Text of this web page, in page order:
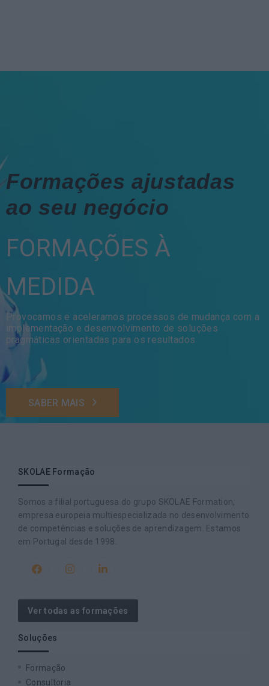
Formações ajustadas
ao seu negócio
FORMAÇÕES À
MEDIDA
Provocamos e aceleramos processos de mudança com a
implementação e desenvolvimento de soluções
pragmáticas orientadas para os resultados
SABER MAIS
SKOLAE Formação
Somos a filial portuguesa do grupo SKOLAE Formation,
empresa europeia multiespecializada no desenvolvimento
de competências e soluções de aprendizagem. Estamos
em Portugal desde 1998.
Ver todas as formações
Soluções
Formação
Consultoria